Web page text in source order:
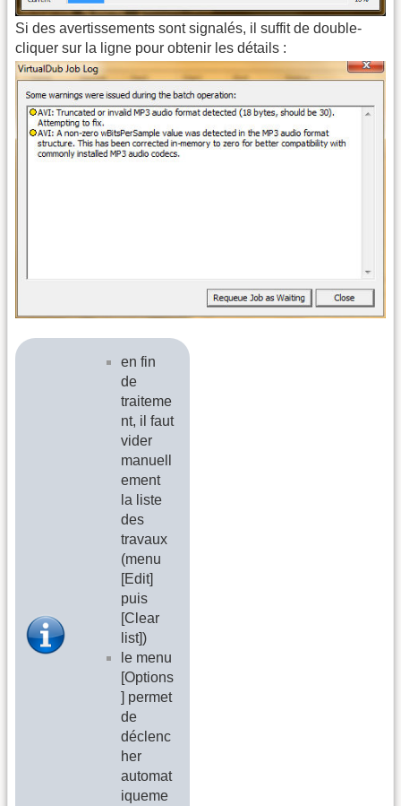
Si des avertissements sont signalés, il suffit de double-
cliquer sur la ligne pour obtenir les détails :
en fin
de
traiteme
nt, il faut
vider
manuell
ement
la liste
des
travaux
(menu
[Edit]
puis
[Clear
list])
le menu
[Options
] permet
de
déclenc
her
automat
iqueme